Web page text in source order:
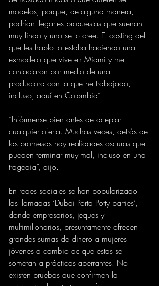
modelos, porque, de alguna manera,
podrían llegarles propuestas que suenan
muy lindo y uno se lo cree. El casting del
que les hablo lo estaba haciendo una
exmodelo que vive en Miami y me
contactaron por medio de una
productora con la que he trabajado,
incluso, aquí en Colombia”.
“Infórmense bien antes de aceptar
cualquier oferta. Muchas veces, detrás de
las promesas hay realidades oscuras que
pueden terminar muy mal, incluso en una
tragedia”, dijo.
En redes sociales se han popularizado
las llamadas ‘Dubai Porta Potty parties’,
donde empresarios, jeques y
multimillonarios, presuntamente ofrecen
grandes sumas de dinero a mujeres
jóvenes a cambio de que estas se
sometan a prácticas aberrantes. No
existen pruebas que confirmen la
existencia de este tipo de fiestas.